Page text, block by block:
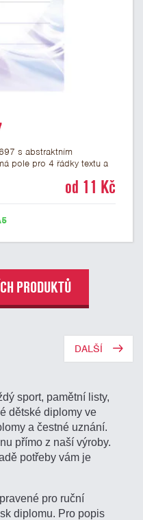
s abstraktním
pole pro 4 řádky textu a
s univerzálnímod 11 Kč
PRODUKTŮ
DALŠÍ
sport, pamětní listy,
dětské diplomy ve
a čestné uznání.
přímo z naší výroby.
potřeby vám je
pro ruční
diplomu. Pro popis